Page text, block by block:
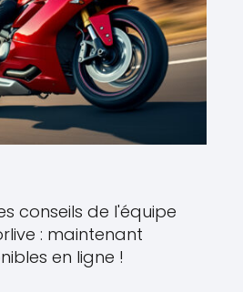
conseils de l'équipe
: maintenant
en ligne !